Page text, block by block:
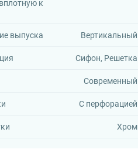
к
выпуска Вертикальный
Сифон, Решетка
Современный
С перфорацией
Хром